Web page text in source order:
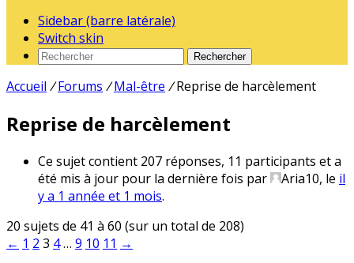
Sidebar (barre latérale)
Switch skin
Rechercher
Accueil / Forums / Mal-être / Reprise de harcèlement
Reprise de harcèlement
Ce sujet contient 207 réponses, 11 participants et a
été mis à jour pour la dernière fois par
Aria10, le il
y a 1 année et 1 mois.
20 sujets de 41 à 60 (sur un total de 208)
← 1 2 3 4… 9 10 11 →